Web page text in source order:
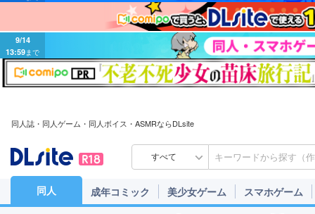
9/14
13:59 まで
同人誌・同人ゲーム・同人ボイス・ASMRならDLsite
すべて
同人 成年コミック 美少女ゲーム スマホゲーム